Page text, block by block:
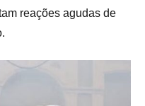
reações agudas de